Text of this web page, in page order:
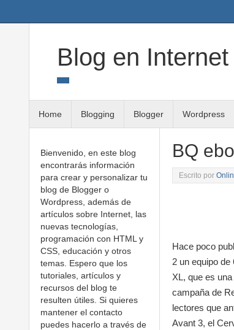
Blog en Internet
Home Blogging Blogger Wordpress
BQ
Escrito por
Hace poco
2 un equipo
XL, que es
campaña de
lectores que
Avant 3, el
Bienvenido, en este blog
encontrarás información
para crear y personalizar tu
blog de Blogger o
Wordpress, además de
artículos sobre Internet, las
nuevas tecnologías,
programación con HTML y
CSS, educación y otros
temas. Espero que los
tutoriales, artículos y
recursos del blog te
resulten útiles. Si quieres
mantener el contacto
puedes hacerlo a través de